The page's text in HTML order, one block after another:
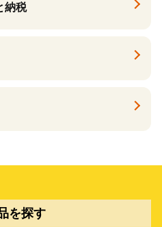
納税
を探す